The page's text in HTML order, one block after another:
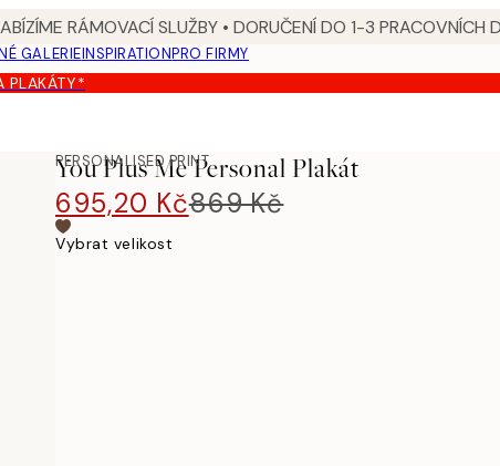
RÁMOVACÍ SLUŽBY • DORUČENÍ DO 1-3 PRACOVNÍCH
GALERIEINSPIRATIONPRO FIRMY
PERSONALISED PRINT
You Plus Me Personal Plakát
695,20 Kč869 Kč
Vybrat velikost